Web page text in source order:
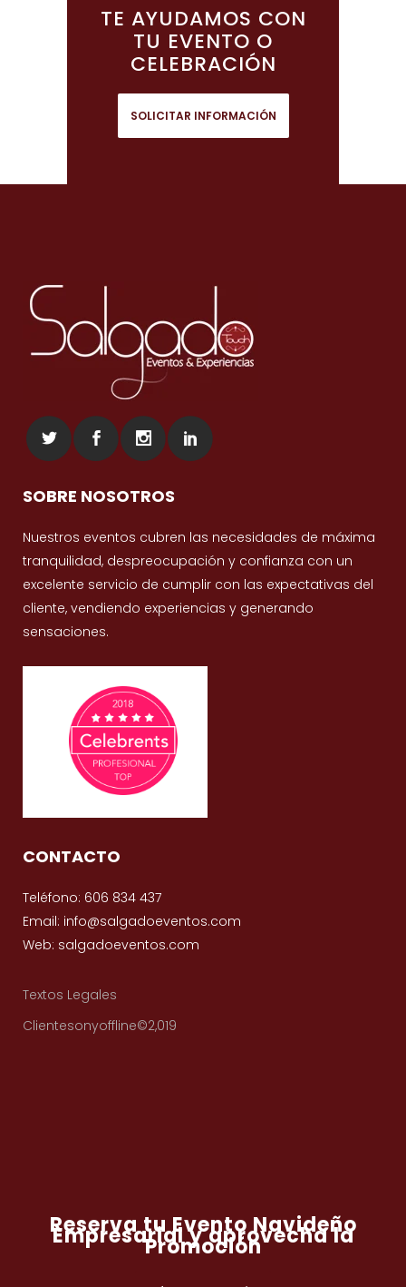
TE AYUDAMOS CON
TU EVENTO O
CELEBRACIÓN
SOLICITAR INFORMACIÓN
SOBRE NOSOTROS
Nuestros eventos cubren las necesidades de máxima
tranquilidad, despreocupación y confianza con un
excelente servicio de cumplir con las expectativas del
cliente, vendiendo experiencias y generando
sensaciones.
CONTACTO
Teléfono: 606 834 437
Email: info@salgadoeventos.com
Web: salgadoeventos.com
Textos Legales
Clientesonyoffline©2,019
Reserva tu Evento Navideño
Empresarial y aprovecha la
Promoción